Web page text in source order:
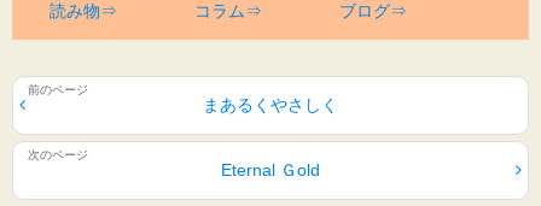
読み物⇒
コラム⇒ ブログ⇒
まあるくやさしく
Eternal Ｇold